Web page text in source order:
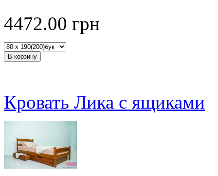
4472.00 грн
Кровать Лика с ящиками